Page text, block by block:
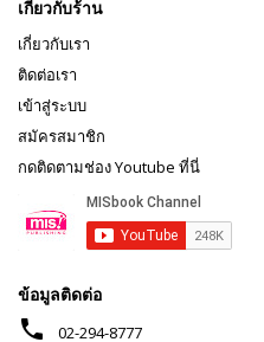
เกี่ยวกับร้าน
เกี่ยวกับเรา
ติดต่อเรา
เข้าสู่ระบบ
สมัครสมาชิก
กดติดตามช่อง Youtube ที่นี่
ข้อมูลติดต่อ
phone 02-294-8777